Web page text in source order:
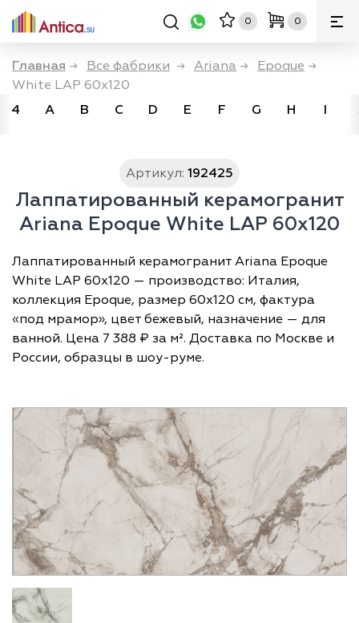
0 0
Главная → Все фабрики → Ariana → Epoque →
White LAP 60x120
4
A B C D E F G H I
Артикул: 192425
Лаппатированный керамогранит
Ariana Epoque White LAP 60x120
Лаппатированный керамогранит Ariana Epoque
White LAP 60x120 — производство: Италия,
коллекция Epoque, размер 60х120 см, фактура
«под мрамор», цвет бежевый, назначение — для
ванной. Цена 7 388 ₽ за м². Доставка по Москве и
России, образцы в шоу-руме.